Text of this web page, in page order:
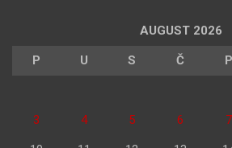
AUGUST 2026
P U S Č P
3 4 5 6 7